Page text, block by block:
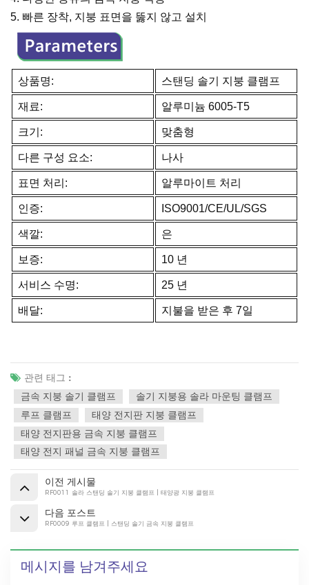
5. 빠른 장착, 지붕 표면을 뚫지 않고 설치
상품명: 스탠딩 솔기 지붕 클램프
재료: 알루미늄 6005-T5
크기: 맞춤형
다른 구성 요소: 나사
표면 처리: 알루마이트 처리
인증: ISO9001/CE/UL/SGS
색깔: 은
보증: 10 년
서비스 수명: 25 년
배달: 지불을 받은 후 7일
관련 태그 :
금속 지붕 솔기 클램프
솔기 지붕용 솔라 마운팅 클램프
루프 클램프
태양 전지판 지붕 클램프
태양 전지판용 금속 지붕 클램프
태양 전지 패널 금속 지붕 클램프
이전 게시물
RF0011 솔라 스탠딩 솔기 지붕 클램프 | 태양광 지붕 클램프
다음 포스트
RF0009 루프 클램프 | 스탠딩 솔기 금속 지붕 클램프
메시지를 남겨주세요